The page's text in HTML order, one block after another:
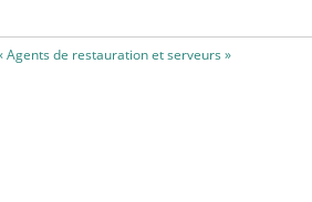
Agents de restauration et serveurs »